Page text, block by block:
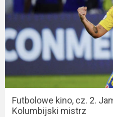
Futbolowe kino, cz. 2.
Kolumbijski mistrz